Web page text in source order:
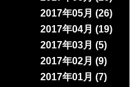
2017年05月 (26)
2017年04月 (19)
2017年03月 (5)
2017年02月 (9)
2017年01月 (7)